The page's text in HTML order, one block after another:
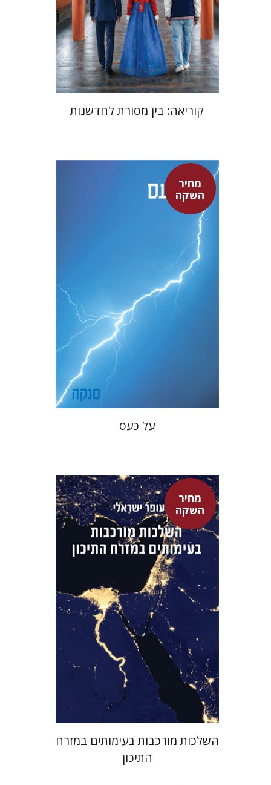
מחיר השקה
$35
$24
קוריאה: בין מסורת לחדשנות
מחיר
השקה
סנקה
דבורה גילולה
דבורה גילולה
מחיר השקה
על כעס
מחיר
השקה
עופר ישראלי
גיא הרלינג
מחיר השקה
$29
השלכות מורכבות בעימותים במזרח
התיכון